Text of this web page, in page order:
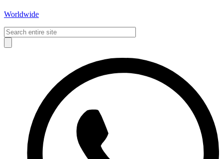
Worldwide